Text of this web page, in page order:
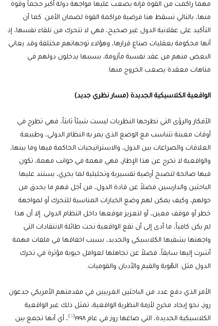
مهما راكمت من القوة فإنه يصعب عليها مواجهة دولة أكبر حجماً وقوة
منها، بالتالي تسقط هنا فرضية مراكمة القوة لضمان الأمن. كما أن
التأكيد على عقلانية الدول غير صحيح، فهي لا تتحرك من تلقاء نفسها، إذ
أنها محكومة بعقليات صناع قرارها، وهؤلاء توجهاتهم مختلفة وقد يعاني
البعض منهم من عقد نفسية مأزومة، بسببها يدخلون دولهم في
متاهات معقدة يصعب الخروج منها.
الواقعية الكلاسيكية الجديدة (مسار نظري جديد)
الأفكار والرؤى التي تطرحها النظريات ليست شيئاً ثابتاً، فهي تطرح في
أوقات معينة تتناسب مع الوضع الذي يمر به النظام الدولي، وطبيعة
العلاقات والصراعات بين الدول، والاستراتيجيات الحاكمة فيها وما بينها،
والواقعية لا تخرج عن هذا الإطار، فهي مهمة في جوانب مهمة، تكون
فيها صالحة لتصبح أرضية تفسيرية وتحليلية لما يجري، يستند عليها
الباحثين والدارسين فضلاً عن قادة الدول، من أجل فهم ما يحدق من
حولهم، وكيف يمكن لهم وضع الخيارات المناسبة للتحرك أو لمواجهة
خطر أو موقف معين، أو لتعزيز موقعها داخل النظام الدولي. إلا أن هذا
لم يكن كافياً، ما أدى إلى أن تقع الواقعية تحت طائلة الانتقادات التي
واجهتها بشقيها الكلاسيكي والجديد، بسبب اخفاقها في ملفات مهمة
أشرت إليها سابقاً، فضلاً عن تجاهلها لعوامل حيوية مؤثرة في تحرك
الدول مثل: الهُوية والقيم والأديان والقوميات.
الأمر الذي دفع عدد من الباحثين الغربيين في مقدمتهم الأمريكي جدعون
روز، نحو إيجاد مخرج لأزمة النظرية الواقعية، تمثل ذلك عبر الواقعية
الكلاسيكية الجديدة، التي صاغها روز في عام ١٩٩٨
(
3
)، أي أنها تجمع بين